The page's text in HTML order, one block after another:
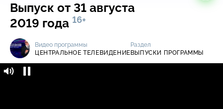
Выпуск от 31 августа
2019 года 16+
Видео программы
ЦЕНТРАЛЬНОЕ ТЕЛЕВИДЕНИЕ
Раздел
ВЫПУСКИ ПРОГРАММЫ